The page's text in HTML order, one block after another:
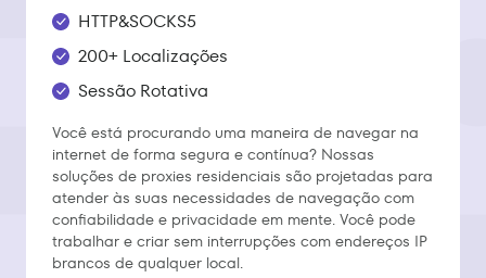
HTTP&SOCKS5
200+ Localizações
Sessão Rotativa
Você está procurando uma maneira de navegar na
internet de forma segura e contínua? Nossas
soluções de proxies residenciais são projetadas para
atender às suas necessidades de navegação com
confiabilidade e privacidade em mente. Você pode
trabalhar e criar sem interrupções com endereços IP
brancos de qualquer local.